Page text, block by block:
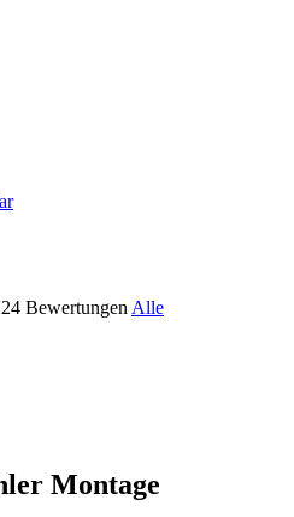
Bewertungen Alle
Montage